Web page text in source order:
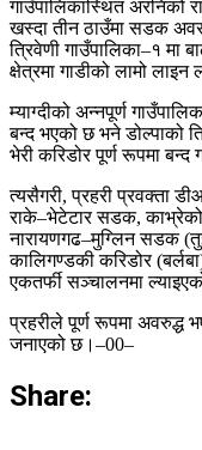
गाउँपालिकास्थित अरनिको
खस्दा तीन ठाउँमा सडक
त्रिवेणी गाउँपालिका–१ मा
क्षेत्रमा गाडीको लामो
म्याग्दीको अन्नपूर्ण
बन्द भएको छ भने डोल्पाको
भेरी करिडोर पूर्ण रूपमा
त्यसैगरी, प्रहरी प्रवक्ता
राके–भेटेटार सडक, काभ्रेको
नारायणगढ–मुग्लिन सडक
कालिगण्डकी करिडोर
एकतर्फी सञ्चालनमा
प्रहरीले पूर्ण रूपमा अवरुद्ध
जनाएको छ।–00–
Share: